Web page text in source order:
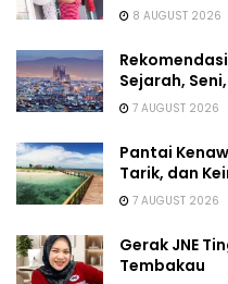
8 AUGUST 2026
Sejarah,
7 AUGUST 2026
Pantai
Tarik, dan
7 AUGUST 2026
Gerak JNE
Tembakau